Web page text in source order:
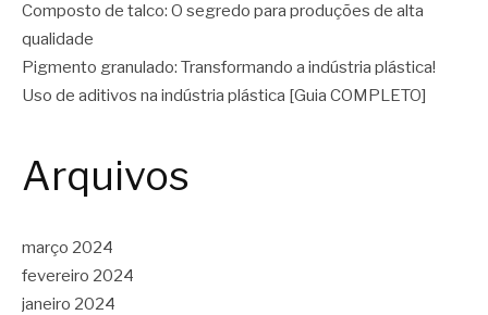
Composto de talco: O segredo para produções de alta
qualidade
Pigmento granulado: Transformando a indústria plástica!
Uso de aditivos na indústria plástica [Guia COMPLETO]
Arquivos
março 2024
fevereiro 2024
janeiro 2024